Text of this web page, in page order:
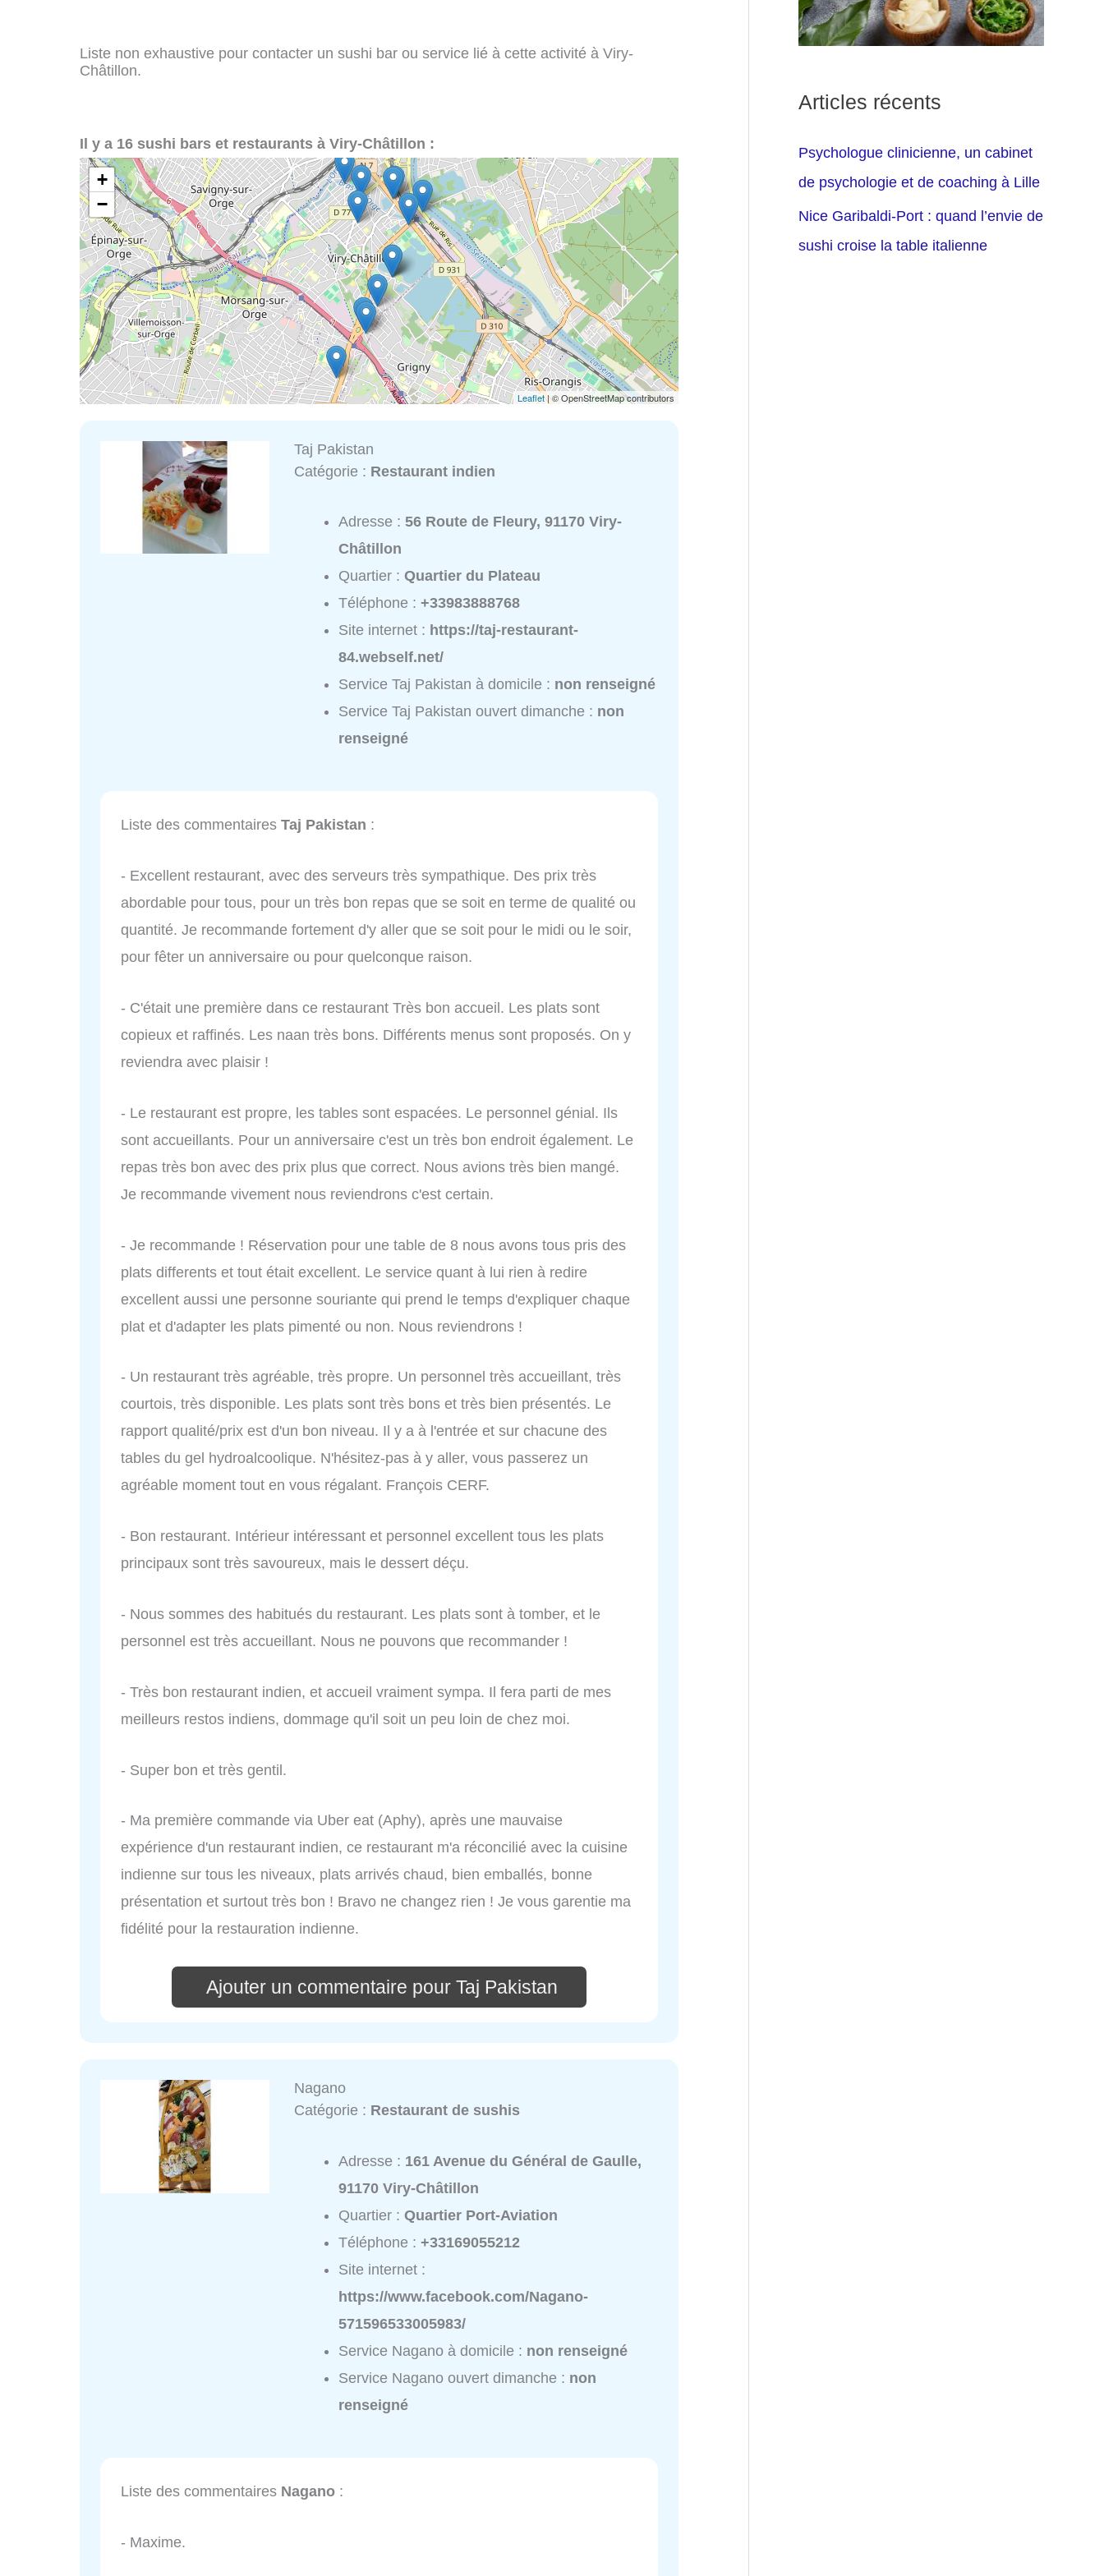
Liste non exhaustive pour contacter un sushi bar ou service lié à cette activité à Viry-
Châtillon.
Il y a 16 sushi bars et restaurants à Viry-Châtillon :
+
−
Leaflet| © OpenStreetMap contributors
Taj Pakistan
Catégorie : Restaurant indien
Adresse :56 Route de Fleury, 91170 Viry-
Châtillon
Quartier :Quartier du Plateau
Téléphone :+33983888768
Site internet : https://taj-restaurant-
84.webself.net/
Service Taj Pakistan à domicile : non renseigné
Service Taj Pakistan ouvert dimanche : non
renseigné
Liste des commentaires Taj Pakistan :
- Excellent restaurant, avec des serveurs très sympathique. Des prix très
abordable pour tous, pour un très bon repas que se soit en terme de qualité ou
quantité. Je recommande fortement d'y aller que se soit pour le midi ou le soir,
pour fêter un anniversaire ou pour quelconque raison.
- C'était une première dans ce restaurant Très bon accueil. Les plats sont
copieux et raffinés. Les naan très bons. Différents menus sont proposés. On y
reviendra avec plaisir !
- Le restaurant est propre, les tables sont espacées. Le personnel génial. Ils
sont accueillants. Pour un anniversaire c'est un très bon endroit également. Le
repas très bon avec des prix plus que correct. Nous avions très bien mangé.
Je recommande vivement nous reviendrons c'est certain.
- Je recommande ! Réservation pour une table de 8 nous avons tous pris des
plats differents et tout était excellent. Le service quant à lui rien à redire
excellent aussi une personne souriante qui prend le temps d'expliquer chaque
plat et d'adapter les plats pimenté ou non. Nous reviendrons !
- Un restaurant très agréable, très propre. Un personnel très accueillant, très
courtois, très disponible. Les plats sont très bons et très bien présentés. Le
rapport qualité/prix est d'un bon niveau. Il y a à l'entrée et sur chacune des
tables du gel hydroalcoolique. N'hésitez-pas à y aller, vous passerez un
agréable moment tout en vous régalant. François CERF.
- Bon restaurant. Intérieur intéressant et personnel excellent tous les plats
principaux sont très savoureux, mais le dessert déçu.
- Nous sommes des habitués du restaurant. Les plats sont à tomber, et le
personnel est très accueillant. Nous ne pouvons que recommander !
- Très bon restaurant indien, et accueil vraiment sympa. Il fera parti de mes
meilleurs restos indiens, dommage qu'il soit un peu loin de chez moi.
- Super bon et très gentil.
- Ma première commande via Uber eat (Aphy), après une mauvaise
expérience d'un restaurant indien, ce restaurant m'a réconcilié avec la cuisine
indienne sur tous les niveaux, plats arrivés chaud, bien emballés, bonne
présentation et surtout très bon ! Bravo ne changez rien ! Je vous garentie ma
fidélité pour la restauration indienne.
Ajouter un commentaire pour Taj Pakistan
Nagano
Catégorie : Restaurant de sushis
Adresse : 161 Avenue du Général de Gaulle,
91170 Viry-Châtillon
Quartier :Quartier Port-Aviation
Téléphone :+33169055212
Site internet :
https://www.facebook.com/Nagano-
571596533005983/
Service Nagano à domicile : non renseigné
Service Nagano ouvert dimanche : non
renseigné
Liste des commentaires Nagano :
- Maxime.
Articles récents
Psychologue clinicienne, un cabinet
de psychologie et de coaching à Lille
Nice Garibaldi-Port : quand l’envie de
sushi croise la table italienne